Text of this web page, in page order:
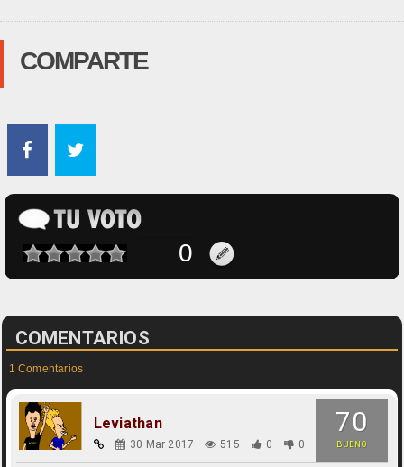
COMPARTE
COMENTARIOS
1 Comentarios
70
BUENO
Leviathan
30 Mar 2017 515 0 0